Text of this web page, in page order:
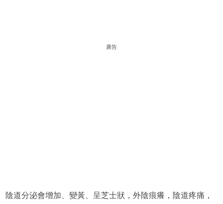
廣告
陰道分泌會增加、變黃、呈芝士狀，外陰痕癢，陰道疼痛，